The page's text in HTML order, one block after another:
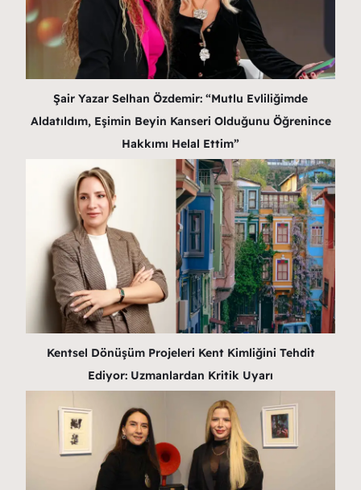
Şair Yazar Selhan Özdemir: “Mutlu Evliliğimde
Aldatıldım, Eşimin Beyin Kanseri Olduğunu Öğrenince
Hakkımı Helal Ettim”
Kentsel Dönüşüm Projeleri Kent Kimliğini Tehdit
Ediyor: Uzmanlardan Kritik Uyarı